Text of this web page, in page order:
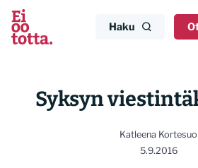
Siirry
sisältöön
Haku
Syksyn
Katleena Kortesuo
5.9.2016